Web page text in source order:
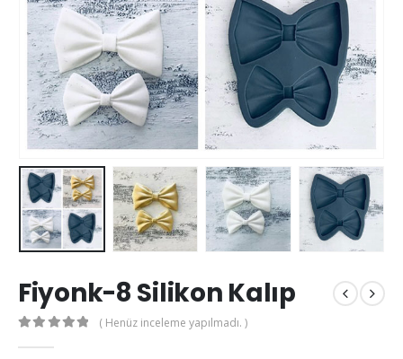
Fiyonk-8 Silikon Kalıp
( Henüz inceleme yapılmadı. )